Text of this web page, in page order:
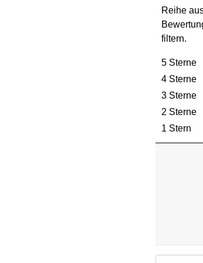
Reihe
filtern.
5 Sterne
4 Sterne
3 Sterne
2 Sterne
1 Stern